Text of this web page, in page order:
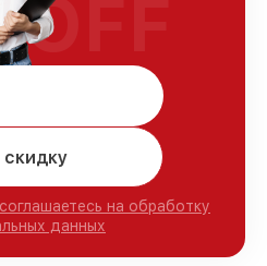
скидку
на обработку
данных
OFF